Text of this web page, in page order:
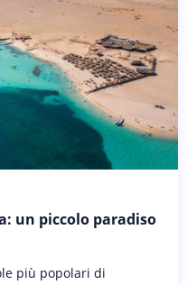
un piccolo paradiso
più popolari di